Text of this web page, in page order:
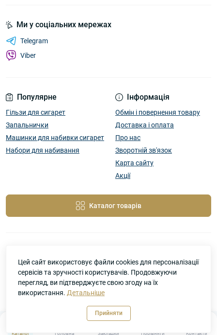
Каталог Головна Закладки
0
Порівняти Контакти
Популярне
Гільзи для сигарет
Запальнички
Машинки для набивки сигарет
Набори для набивання
Інформація
Обмін і повернення товару
Доставка і оплата
Про нас
Зворотній зв'язок
Карта сайту
Акції
Каталог товарів
Ми у соціальних мережах
Telegram
Viber
SigaMir –магазин сигаретных аксессуаров © 2026
Цей сайт використовує файли cookies для персоналізації
сервісів та зручності користувачів. Продовжуючи
перегляд, ви підтверджуєте свою згоду на їх
використання. Детальніше
Прийняти